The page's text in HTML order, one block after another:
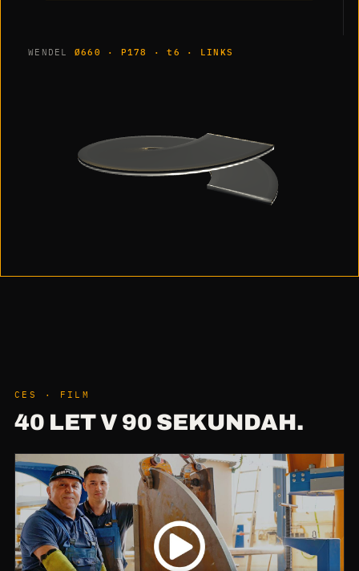
WENDEL Ø660 · P178 · t6 · LINKS
CES · FILM
40 LET V 90 SEKUNDAH.